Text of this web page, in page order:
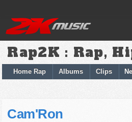
Rap2K : Rap,
Home Rap Albums Clips
Cam'Ron